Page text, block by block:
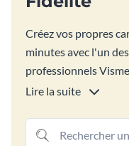
Créez vos propres
minutes avec l'un
professionnels
à vos clients à
encore et encore.
Lire la suite